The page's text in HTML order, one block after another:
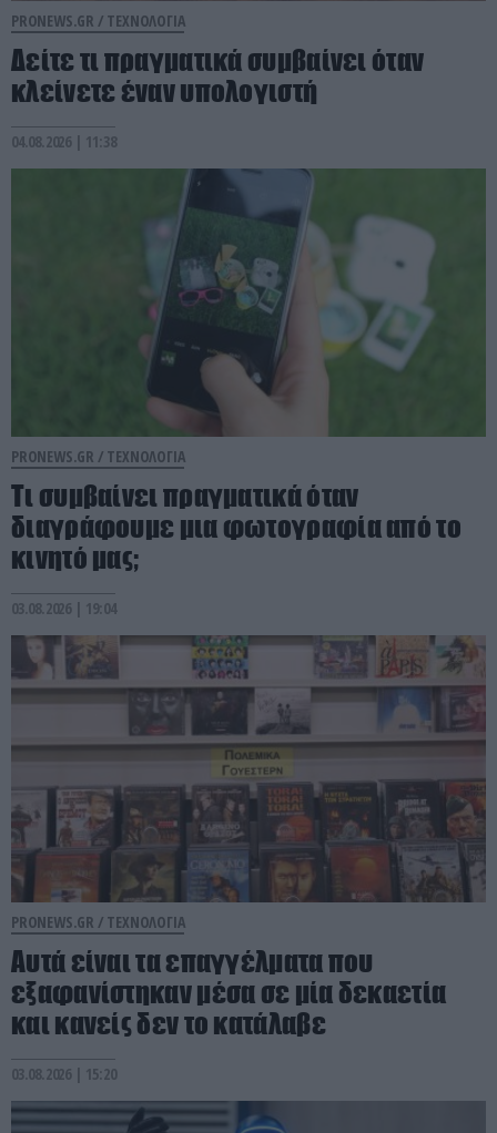
PRONEWS.GR / ΤΕΧΝΟΛΟΓΙΑ
Δείτε τι πραγματικά συμβαίνει όταν
κλείνετε έναν υπολογιστή
04.08.2026 | 11:38
PRONEWS.GR / ΤΕΧΝΟΛΟΓΙΑ
Τι συμβαίνει πραγματικά όταν
διαγράφουμε μια φωτογραφία από το
κινητό μας;
03.08.2026 | 19:04
PRONEWS.GR / ΤΕΧΝΟΛΟΓΙΑ
Αυτά είναι τα επαγγέλματα που
εξαφανίστηκαν μέσα σε μία δεκαετία
και κανείς δεν το κατάλαβε
03.08.2026 | 15:20